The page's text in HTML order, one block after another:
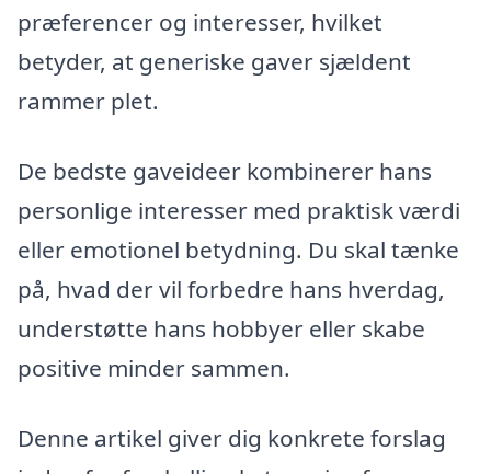
præferencer og interesser, hvilket
betyder, at generiske gaver sjældent
rammer plet.
De bedste gaveideer kombinerer hans
personlige interesser med praktisk værdi
eller emotionel betydning. Du skal tænke
på, hvad der vil forbedre hans hverdag,
understøtte hans hobbyer eller skabe
positive minder sammen.
Denne artikel giver dig konkrete forslag